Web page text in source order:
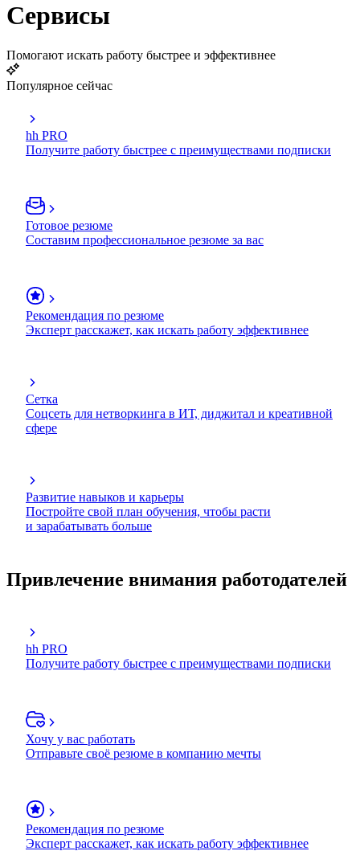
Сервисы
Помогают искать работу быстрее и эффективнее
Популярное сейчас
hh PRO
Получите работу быстрее с преимуществами подписки
Готовое резюме
Составим профессиональное резюме за вас
Рекомендация по резюме
Эксперт расскажет, как искать работу эффективнее
Сетка
Соцсеть для нетворкинга в ИТ, диджитал и креативной
сфере
Развитие навыков и карьеры
Постройте свой план обучения, чтобы расти
и зарабатывать больше
Привлечение внимания работодателей
hh PRO
Получите работу быстрее с преимуществами подписки
Хочу у вас работать
Отправьте своё резюме в компанию мечты
Рекомендация по резюме
Эксперт расскажет, как искать работу эффективнее